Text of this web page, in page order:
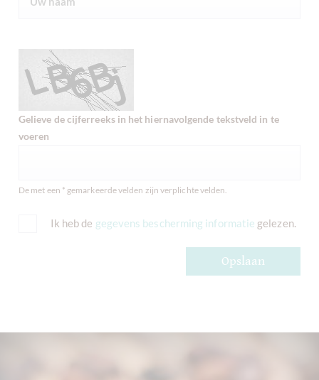
Gelieve de cijferreeks in het hiernavolgende tekstveld in te
voeren
De met een * gemarkeerde velden zijn verplichte velden.
Ik heb de gegevens bescherming informatie gelezen.
Opslaan